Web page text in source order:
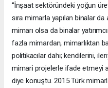
“İnşaat sektöründeki yoğun
sıra mimarla yapılan binalar da
mimarı olsa da binalar
fazla mimardan, mimarlıktan
politikacılar dahi; kendilerini,
mimari projelerle ifade etmeyi
diye konuştu. 2015 Türk